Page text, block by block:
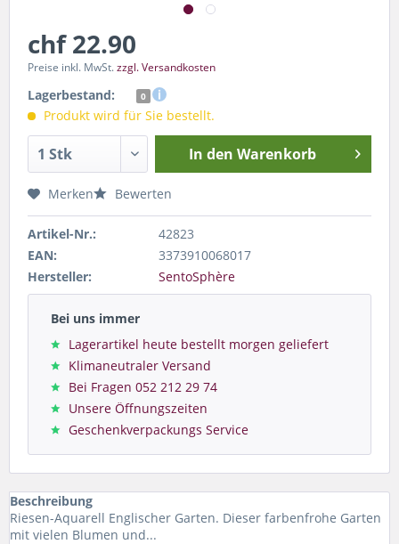
chf 22.90
Preise inkl. MwSt.zzgl. Versandkosten
Lagerbestand: 0
Produkt wird für Sie bestellt.
In den Warenkorb
Merken Bewerten
Artikel-Nr.:
42823
EAN:
3373910068017
Hersteller:
SentoSphère
Bei uns immer
Lagerartikel heute bestellt morgen geliefert
Klimaneutraler Versand
Bei Fragen 052 212 29 74
Unsere Öffnungszeiten
Geschenkverpackungs Service
Beschreibung
Riesen-Aquarell Englischer Garten. Dieser farbenfrohe Garten
mit vielen Blumen und...